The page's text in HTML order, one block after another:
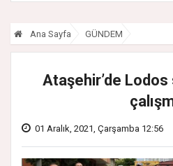
Ana Sayfa GÜNDEM
Ataşehir’de Lodos
01 Aralık, 2021, Çarşamba 12:56